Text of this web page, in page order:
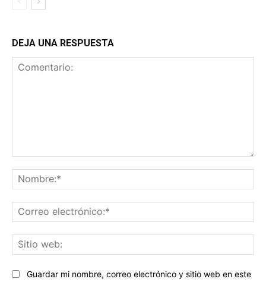
DEJA UNA RESPUESTA
Guardar mi nombre, correo electrónico y sitio web en este